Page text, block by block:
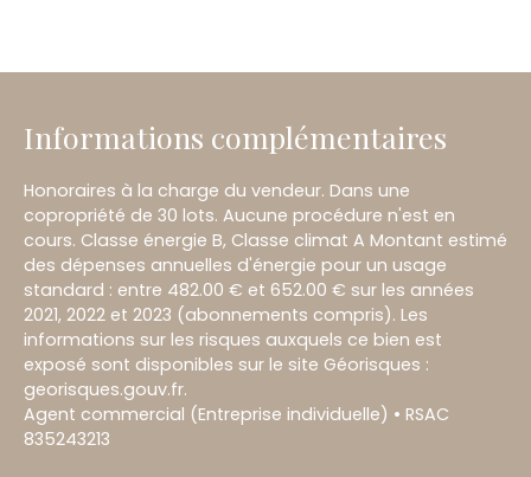
Informations complémentaires
Honoraires à la charge du vendeur. Dans une
copropriété de 30 lots. Aucune procédure n'est en
cours. Classe énergie B, Classe climat A Montant estimé
des dépenses annuelles d'énergie pour un usage
standard : entre 482.00 € et 652.00 € sur les années
2021, 2022 et 2023 (abonnements compris). Les
informations sur les risques auxquels ce bien est
exposé sont disponibles sur le site Géorisques :
georisques.gouv.fr.
Agent commercial (Entreprise individuelle) • RSAC
835243213